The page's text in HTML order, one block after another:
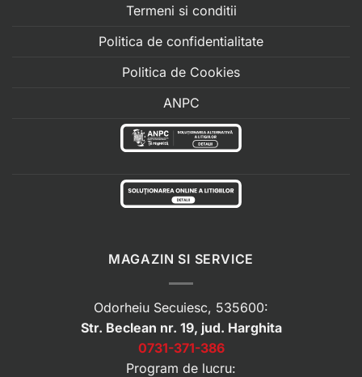
Termeni si conditii
Politica de confidentialitate
Politica de Cookies
ANPC
MAGAZIN SI SERVICE
Odorheiu Secuiesc, 535600:
Str. Beclean nr. 19, jud. Harghita
0731-371-386
Program de lucru: